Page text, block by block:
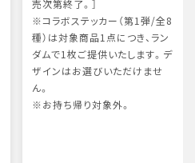
売次第終了。］
※コラボステッカー（第1弾/全8
種）は対象商品1点につき、ラン
ダムで1枚ご提供いたします。デ
ザインはお選びいただけませ
ん。
※お持ち帰り対象外。